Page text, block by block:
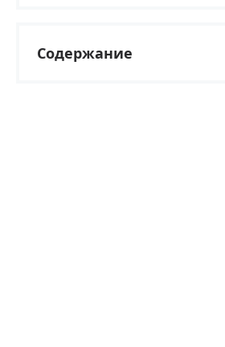
Содержание